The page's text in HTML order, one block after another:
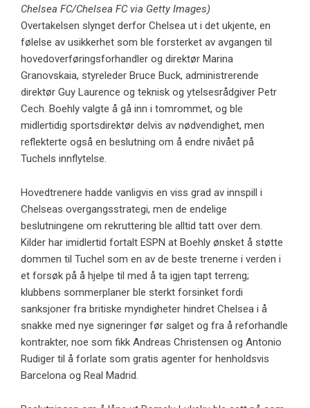
Chelsea FC/Chelsea FC via Getty Images)
Overtakelsen slynget derfor Chelsea ut i det ukjente, en
følelse av usikkerhet som ble forsterket av avgangen til
hovedoverføringsforhandler og direktør Marina
Granovskaia, styreleder Bruce Buck, administrerende
direktør Guy Laurence og teknisk og ytelsesrådgiver Petr
Cech. Boehly valgte å gå inn i tomrommet, og ble
midlertidig sportsdirektør delvis av nødvendighet, men
reflekterte også en beslutning om å endre nivået på
Tuchels innflytelse.
Hovedtrenere hadde vanligvis en viss grad av innspill i
Chelseas overgangsstrategi, men de endelige
beslutningene om rekruttering ble alltid tatt over dem.
Kilder har imidlertid fortalt ESPN at Boehly ønsket å støtte
dommen til Tuchel som en av de beste trenerne i verden i
et forsøk på å hjelpe til med å ta igjen tapt terreng;
klubbens sommerplaner ble sterkt forsinket fordi
sanksjoner fra britiske myndigheter hindret Chelsea i å
snakke med nye signeringer før salget og fra å reforhandle
kontrakter, noe som fikk Andreas Christensen og Antonio
Rudiger til å forlate som gratis agenter for henholdsvis
Barcelona og Real Madrid.